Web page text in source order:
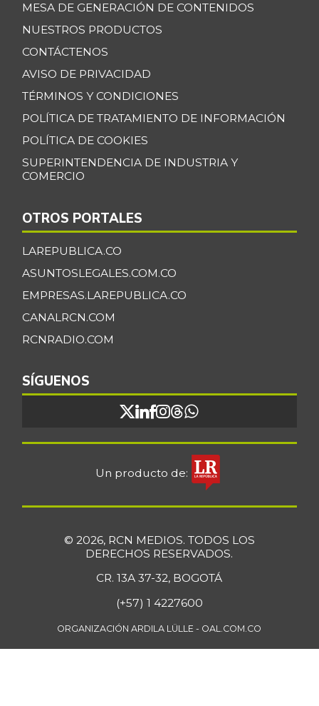
MESA DE GENERACIÓN DE CONTENIDOS
NUESTROS PRODUCTOS
CONTÁCTENOS
AVISO DE PRIVACIDAD
TÉRMINOS Y CONDICIONES
POLÍTICA DE TRATAMIENTO DE INFORMACIÓN
POLÍTICA DE COOKIES
SUPERINTENDENCIA DE INDUSTRIA Y
COMERCIO
OTROS PORTALES
LAREPUBLICA.CO
ASUNTOSLEGALES.COM.CO
EMPRESAS.LAREPUBLICA.CO
CANALRCN.COM
RCNRADIO.COM
SÍGUENOS
Un producto de:
© 2026, RCN MEDIOS. TODOS LOS
DERECHOS RESERVADOS.
CR. 13A 37-32, BOGOTÁ
(+57) 1 4227600
ORGANIZACIÓN ARDILA LÜLLE - OAL.COM.CO